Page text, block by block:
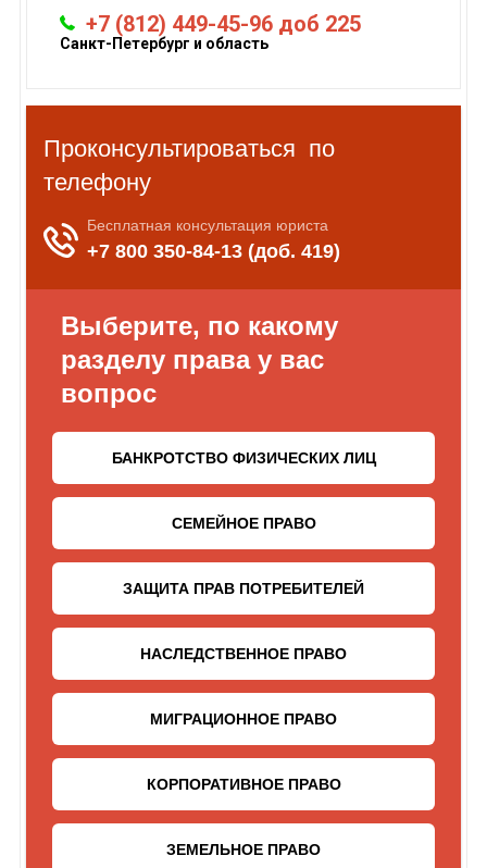
+7 (812) 449-45-96 доб 225
Санкт-Петербург и область